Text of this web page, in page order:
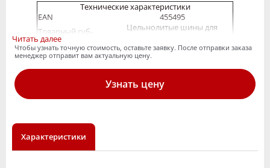
Технические характеристики
EAN
455495
Товарный суб-
сегмент
Цельнолитые шины для
погрузчиков
Тип
шинокомплект
Диаметр обода,
15
обода,дюйм
Наружный
диаметр
Ширина сечения
206
Читать далее
Чтобы узнать точную стоимость, оставьте заявку. После отправки заказа
менеджер отправит вам актуальную цену.
Узнать цену
Характеристики